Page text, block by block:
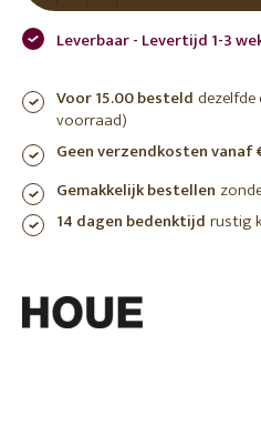
Leverbaar - Levertijd 1-3
Voor 15.00 besteld
voorraad)
Geen verzendkosten vanaf
Gemakkelijk bestellen
14 dagen bedenktijd rustig